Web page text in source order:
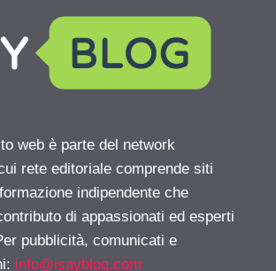
web è parte del network
rete editoriale comprende siti
indipendente che
di appassionati ed esperti
pubblicità, comunicati e
info@isayblog.com